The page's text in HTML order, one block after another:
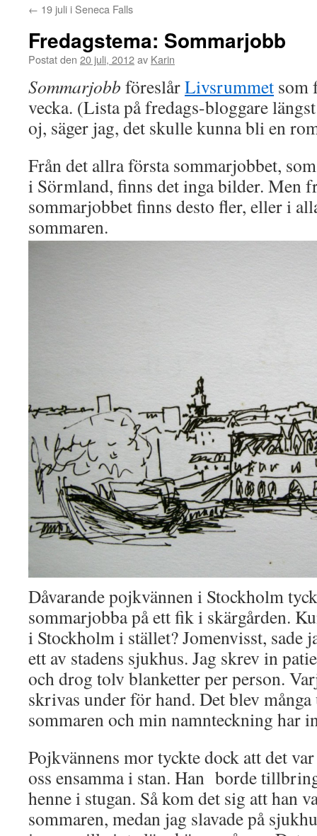
← 19 juli i Seneca Falls
Fredagstema: Sommarjobb
Postat den 20 juli, 2012av Karin
Sommarjobb föreslårLivsrummet som
vecka. (Lista på fredags-bloggare
oj, säger jag, det skulle kunna bli en
Från det allra första sommarjobbet,
i Sörmland, finns det inga bilder. Men
sommarjobbet finns desto fler, eller i
sommaren.
Dåvarande pojkvännen i Stockholm
sommarjobba på ett fik i skärgården.
i Stockholm i stället? Jomenvisst, sade
ett av stadens sjukhus. Jag skrev in
och drog tolv blanketter per person.
skrivas under för hand. Det blev
sommaren och min namnteckning har
Pojkvännens mor tyckte dock att det
oss ensamma i stan. Han borde
henne i stugan. Så kom det sig att han
sommaren, medan jag slavade på